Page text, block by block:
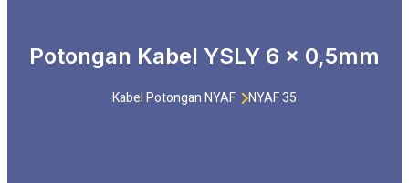
Potongan Kabel YSLY 6 x 0,5mm
Kabel Potongan NYAF NYAF 35